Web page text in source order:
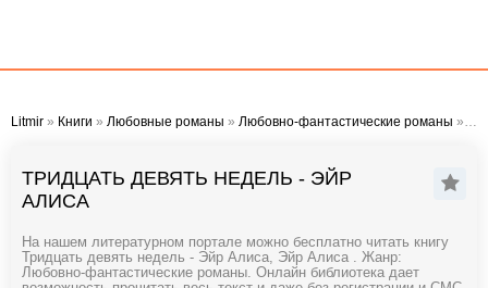
Litmir » Книги » Любовные романы » Любовно-фантастические романы » Тридцать девять недель - Эйр Алиса
ТРИДЦАТЬ ДЕВЯТЬ НЕДЕЛЬ - ЭЙР
АЛИСА
На нашем литературном портале можно бесплатно читать книгу
Тридцать девять недель - Эйр Алиса, Эйр Алиса . Жанр:
Любовно-фантастические романы. Онлайн библиотека дает